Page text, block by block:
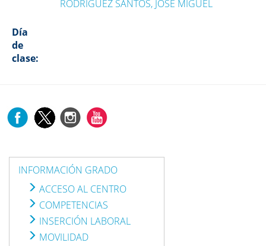
RODRIGUEZ SANTOS, JOSE MIGUEL
Día
de
clase:
INFORMACIÓN GRADO
ACCESO AL CENTRO
COMPETENCIAS
INSERCIÓN LABORAL
MOVILIDAD